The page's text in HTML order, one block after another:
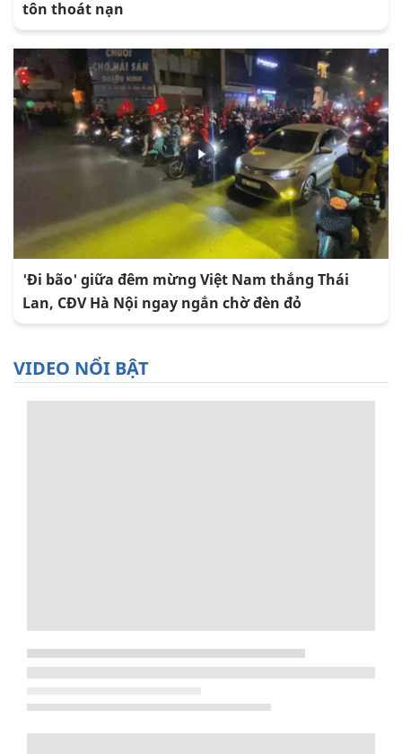
tôn thoát nạn
'Đi bão' giữa đêm mừng Việt Nam thắng Thái
Lan, CĐV Hà Nội ngay ngắn chờ đèn đỏ
VIDEO NỔI BẬT